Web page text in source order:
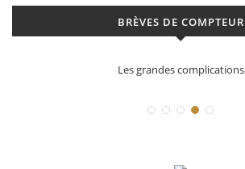
BRÈVES DE COMPTEUR
Les grandes complications